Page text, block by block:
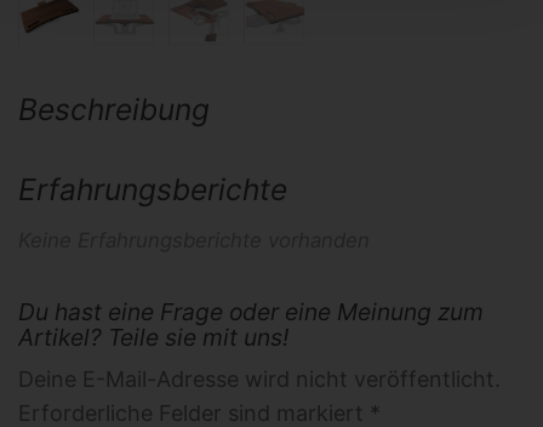
Beschreibung
Erfahrungsberichte
Du hast eine Frage oder eine Meinung zum
Artikel? Teile sie mit uns!
Deine E-Mail-Adresse wird nicht veröffentlicht.
Erforderliche Felder sind markiert *